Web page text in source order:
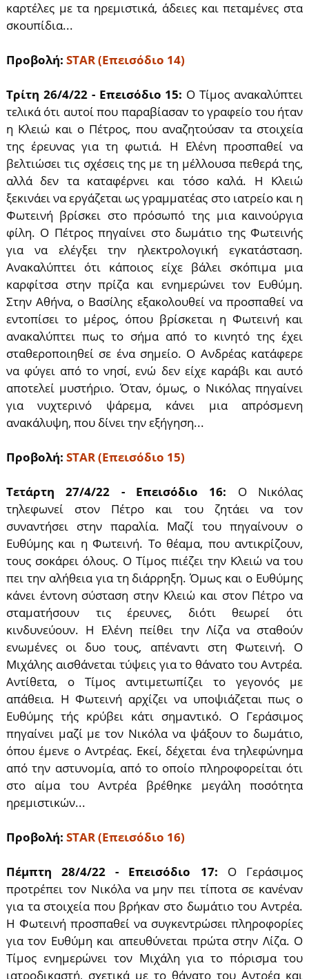
καρτέλες με τα ηρεμιστικά, άδειες και πεταμένες στα
σκουπίδια...
Προβολή: STAR (Επεισόδιο 14)
Τρίτη 26/4/22 - Επεισόδιο 15: Ο Τίμος ανακαλύπτει
τελικά ότι αυτοί που παραβίασαν το γραφείο του ήταν
η Κλειώ και ο Πέτρος, που αναζητούσαν τα στοιχεία
της έρευνας για τη φωτιά. Η Ελένη προσπαθεί να
βελτιώσει τις σχέσεις της με τη μέλλουσα πεθερά της,
αλλά δεν τα καταφέρνει και τόσο καλά. Η Κλειώ
ξεκινάει να εργάζεται ως γραμματέας στο ιατρείο και η
Φωτεινή βρίσκει στο πρόσωπό της μια καινούργια
φίλη. Ο Πέτρος πηγαίνει στο δωμάτιο της Φωτεινής
για να ελέγξει την ηλεκτρολογική εγκατάσταση.
Ανακαλύπτει ότι κάποιος είχε βάλει σκόπιμα μια
καρφίτσα στην πρίζα και ενημερώνει τον Ευθύμη.
Στην Αθήνα, ο Βασίλης εξακολουθεί να προσπαθεί να
εντοπίσει το μέρος, όπου βρίσκεται η Φωτεινή και
ανακαλύπτει πως το σήμα από το κινητό της έχει
σταθεροποιηθεί σε ένα σημείο. Ο Ανδρέας κατάφερε
να φύγει από το νησί, ενώ δεν είχε καράβι και αυτό
αποτελεί μυστήριο. Όταν, όμως, ο Νικόλας πηγαίνει
για νυχτερινό ψάρεμα, κάνει μια απρόσμενη
ανακάλυψη, που δίνει την εξήγηση...
Προβολή: STAR (Επεισόδιο 15)
Τετάρτη 27/4/22 - Επεισόδιο 16: Ο Νικόλας
τηλεφωνεί στον Πέτρο και του ζητάει να τον
συναντήσει στην παραλία. Μαζί του πηγαίνουν ο
Ευθύμης και η Φωτεινή. Το θέαμα, που αντικρίζουν,
τους σοκάρει όλους. Ο Τίμος πιέζει την Κλειώ να του
πει την αλήθεια για τη διάρρηξη. Όμως και ο Ευθύμης
κάνει έντονη σύσταση στην Κλειώ και στον Πέτρο να
σταματήσουν τις έρευνες, διότι θεωρεί ότι
κινδυνεύουν. Η Ελένη πείθει την Λίζα να σταθούν
ενωμένες οι δυο τους, απέναντι στη Φωτεινή. Ο
Μιχάλης αισθάνεται τύψεις για το θάνατο του Αντρέα.
Αντίθετα, ο Τίμος αντιμετωπίζει το γεγονός με
απάθεια. Η Φωτεινή αρχίζει να υποψιάζεται πως ο
Ευθύμης τής κρύβει κάτι σημαντικό. Ο Γεράσιμος
πηγαίνει μαζί με τον Νικόλα να ψάξουν το δωμάτιο,
όπου έμενε ο Αντρέας. Εκεί, δέχεται ένα τηλεφώνημα
από την αστυνομία, από το οποίο πληροφορείται ότι
στο αίμα του Αντρέα βρέθηκε μεγάλη ποσότητα
ηρεμιστικών...
Προβολή: STAR (Επεισόδιο 16)
Πέμπτη 28/4/22 - Επεισόδιο 17: Ο Γεράσιμος
προτρέπει τον Νικόλα να μην πει τίποτα σε κανέναν
για τα στοιχεία που βρήκαν στο δωμάτιο του Αντρέα.
Η Φωτεινή προσπαθεί να συγκεντρώσει πληροφορίες
για τον Ευθύμη και απευθύνεται πρώτα στην Λίζα. Ο
Τίμος ενημερώνει τον Μιχάλη για το πόρισμα του
ιατροδικαστή, σχετικά με το θάνατο του Αντρέα και